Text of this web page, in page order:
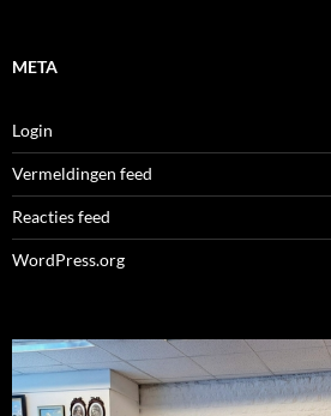
META
Login
Vermeldingen feed
Reacties feed
WordPress.org